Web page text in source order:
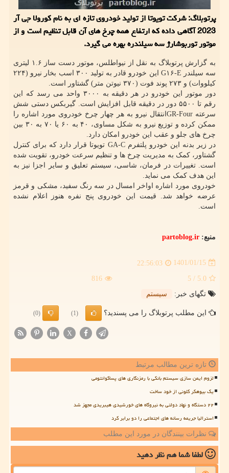
پرتوبلاگ: شرکت تویوتا از تولید خودروی تازه ای به نام کورولا جی آر
2023 آگاهی داده که ارتفاع همه چرخ های آن قابل تنظیم است و از
موتور توربوشارژ سه سیلندره بهره می گیرد.
به گزارش پرتوبلاگ به نقل از نیواطلس، موتور دست ساز ۱.۶ لیتری
سه سیلندر G۱۶-E این خودرو قادر به تولید ۳۰۰ اسب بخار نیرو (۲۲۴
کیلووات) و ۲۷۳ پوند فوت (۳۷۰ نیوتن متر) گشتاور است.
دور موتور این خودرو در هر دقیقه به ۳۰۰۰ واحد می رسد که این
رقم تا ۵۵۰۰ دور در دقیقه قابل افزایش است. گیربکس دستی شش
سرعته GR-Fourانتقال نیرو به هر چهار چرخ خودروی مورد اشاره را
ممکن کرده و توزیع نیرو به شکل مساوی، ۴۰ به ۶۰ یا ۷۰ به ۳۰ بین
چرخ های جلو و عقب این خودرو امکان دارد.
در زیر بدنه این خودرو پلتفرم GA-C تویوتا قرار دارد که برای کنترل
گشتاور، کمک به مدیریت چرخ ها و تنظیم سرعت خودرو، تقویت شده
است. تغییرات در فرمان، شاسی، سیستم تعلیق و سایر اجزا نیز به
این هدف کمک می نماید.
خودروی مورد اشاره اواخر امسال در سه رنگ سفید، مشکی و قرمز
عرضه خواهد شد. قیمت این خودروی پنج نفره هنوز اعلام نشده
است.
منبع: partoblog.ir
1401/01/15
22:56:03
5.0
/ 5
816
تگهای خبر:
سیستم
این مطلب پرتوبلاگ را می پسندید؟ (1)
(0)
X
تازه ترین مطالب مرتبط
لزوم ایمن سازی سیستم بانکی با رمزنگاری های پساکوانتومی
یک بیوهکر کلونی از خود ساخت
۲۲ دستگاه و نهاد دولتی به نیروگاه های خورشیدی هیبریدی مجهز شد
استرالیا جریمه رسانه های اجتماعی را دو برابر کرد
نظرات بینندگان در مورد این مطلب
لطفا شما همنظر دهید